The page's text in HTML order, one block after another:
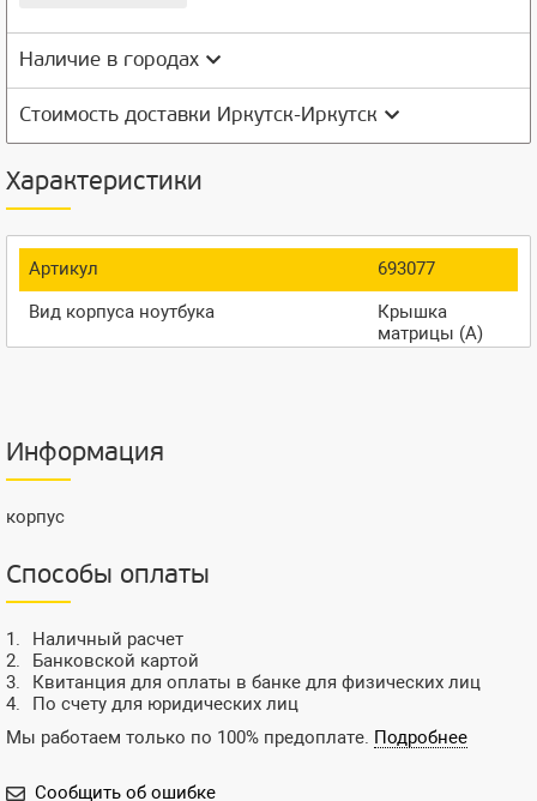
Наличие в городах
Стоимость доставки Иркутск-Иркутск
Характеристики
Артикул
693077
Вид корпуса ноутбука
Крышка
матрицы (A)
Информация
корпус
Способы оплаты
Наличный расчет
Банковской картой
Квитанция для оплаты в банке для физических лиц
По счету для юридических лиц
Мы работаем только по 100% предоплате. Подробнее
Сообщить об ошибке